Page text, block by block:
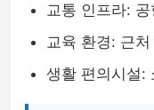
교통 인프라:
교육 환경: 근
생활 편의시설: